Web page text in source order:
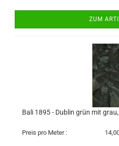
ZUM
Bali 1895 - Dublin grün mit
Preis pro Meter :